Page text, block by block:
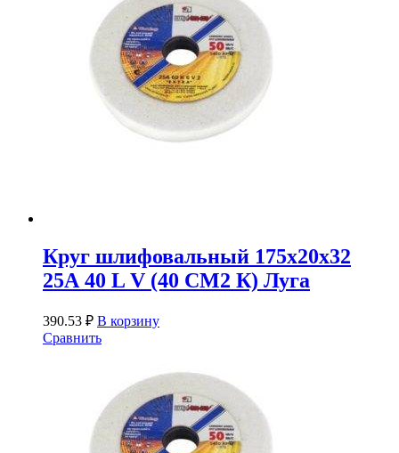
Круг шлифовальный 175х20х32
25А 40 L V (40 СМ2 К) Луга
390.53 ₽ В корзину
Сравнить